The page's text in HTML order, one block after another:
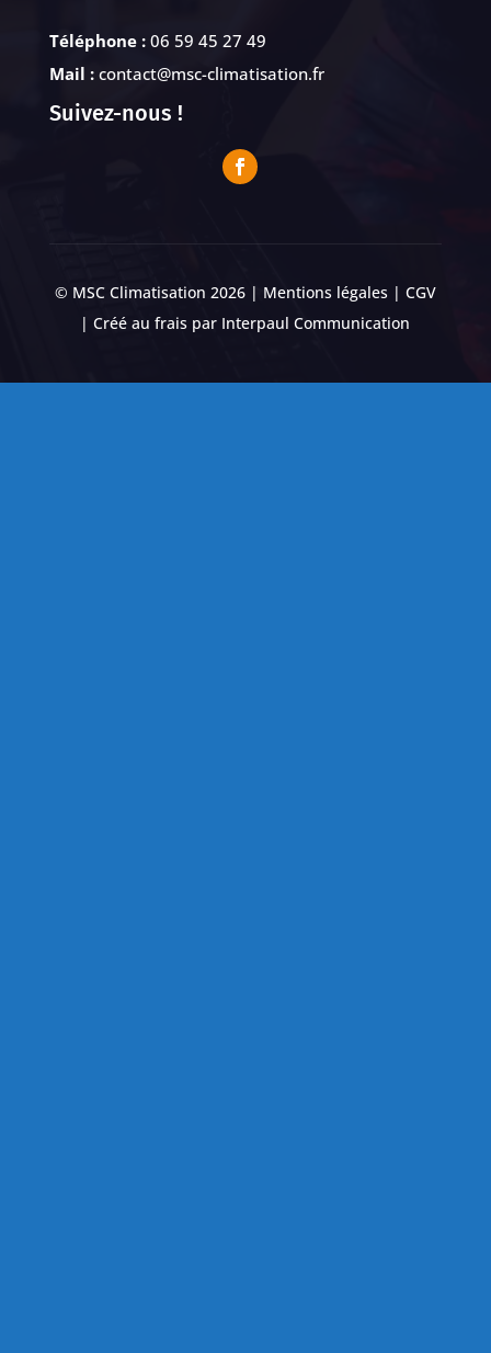
Téléphone : 06 59 45 27 49
Mail :contact@msc-climatisation.fr
Suivez-nous !
© MSC Climatisation 2026 | Mentions légales| CGV
| Créé au frais par Interpaul Communication